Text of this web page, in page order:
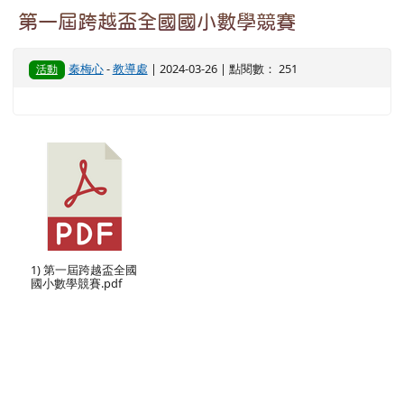
第一屆跨越盃全國國小數學競賽
活動 秦梅心-教導處 | 2024-03-26 | 點閱數： 251
1) 第一屆跨越盃全國
國小數學競賽.pdf